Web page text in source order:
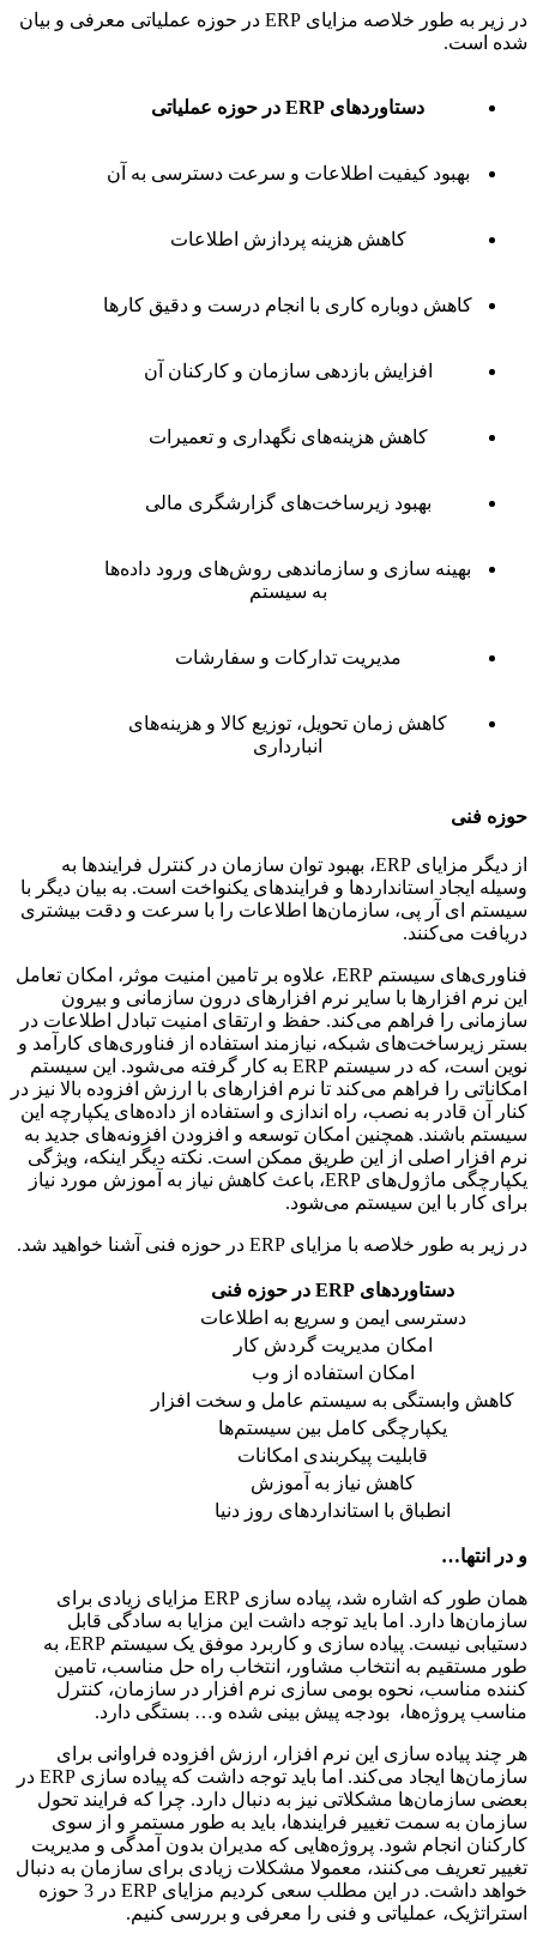
در زیر به طور خلاصه مزایای ERP در حوزه عملیاتی معرفی و بیان
شده است.
دستاوردهای ERP در حوزه عملیاتی
بهبود کیفیت اطلاعات و سرعت دسترسی به آن
کاهش هزینه پردازش اطلاعات
کاهش دوباره کاری با انجام درست و دقیق کارها
افزایش بازدهی سازمان و کارکنان آن
کاهش هزینه‌های نگهداری و تعمیرات
بهبود زیرساخت‌های گزارشگری مالی
بهینه سازی و سازماندهی روش‌های ورود داده‌ها
به سیستم
مدیریت تدارکات و سفارشات
کاهش زمان تحویل، توزیع کالا و هزینه‌های
انبارداری
حوزه فنی
از دیگر مزایای ERP، بهبود توان سازمان در کنترل فرایندها به
وسیله ایجاد استانداردها و فرایندهای یکنواخت است. به بیان دیگر با
سیستم ای آر پی، سازمان‌ها اطلاعات را با سرعت و دقت بیشتری
دریافت می‌کنند.
فناوری‌های سیستم ERP، علاوه بر تامین امنیت موثر، امکان تعامل
این نرم افزارها با سایر نرم افزارهای درون سازمانی و بیرون
سازمانی را فراهم می‌کند. حفظ و ارتقای امنیت تبادل اطلاعات در
بستر زیرساخت‌های شبکه، نیازمند استفاده از فناوری‌های کارآمد و
نوین است، که در سیستم ERP به کار گرفته می‌شود. این سیستم
امکاناتی را فراهم می‌کند تا نرم افزارهای با ارزش افزوده بالا نیز در
کنار آن قادر به نصب، راه اندازی و استفاده از داده‌های یکپارچه این
سیستم باشند. همچنین امکان توسعه و افزودن افزونه‌های جدید به
نرم افزار اصلی از این طریق ممکن است. نکته دیگر اینکه، ویژگی
یکپارچگی ماژول‌های ERP، باعث کاهش نیاز به آموزش مورد نیاز
برای کار با این سیستم می‌شود.
در زیر به طور خلاصه با مزایای ERP در حوزه فنی آشنا خواهید شد.
دستاوردهای ERP در حوزه فنی
دسترسی ایمن و سریع به اطلاعات
امکان مدیریت گردش کار
امکان استفاده از وب
کاهش وابستگی به سیستم عامل و سخت افزار
یکپارچگی کامل بین سیستم‌ها
قابلیت پیکربندی امکانات
کاهش نیاز به آموزش
انطباق با استانداردهای روز دنیا
و در انتها…
همان طور که اشاره شد، پیاده سازی ERP مزایای زیادی برای
سازمان‌ها دارد. اما باید توجه داشت این مزایا به سادگی قابل
دستیابی نیست. پیاده سازی و کاربرد موفق یک سیستم ERP، به
طور مستقیم به انتخاب مشاور، انتخاب راه حل مناسب، تامین
کننده مناسب، نحوه بومی سازی نرم افزار در سازمان، کنترل
مناسب پروژه‌ها، بودجه پیش بینی شده و… بستگی دارد.
هر چند پیاده سازی این نرم افزار، ارزش افزوده فراوانی برای
سازمان‌ها ایجاد می‌کند. اما باید توجه داشت که پیاده سازی ERP در
بعضی سازمان‌ها مشکلاتی نیز به دنبال دارد. چرا که فرایند تحول
سازمان به سمت تغییر فرایندها، باید به طور مستمر و از سوی
کارکنان انجام شود. پروژه‌هایی که مدیران بدون آمدگی و مدیریت
تغییر تعریف می‌کنند، معمولا مشکلات زیادی برای سازمان به دنبال
خواهد داشت. در این مطلب سعی کردیم مزایای ERP در 3 حوزه
استراتژیک، عملیاتی و فنی را معرفی و بررسی کنیم.